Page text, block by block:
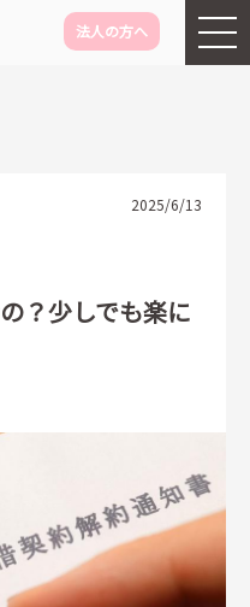
法人の方へ
2025/6/13
？少しでも楽に